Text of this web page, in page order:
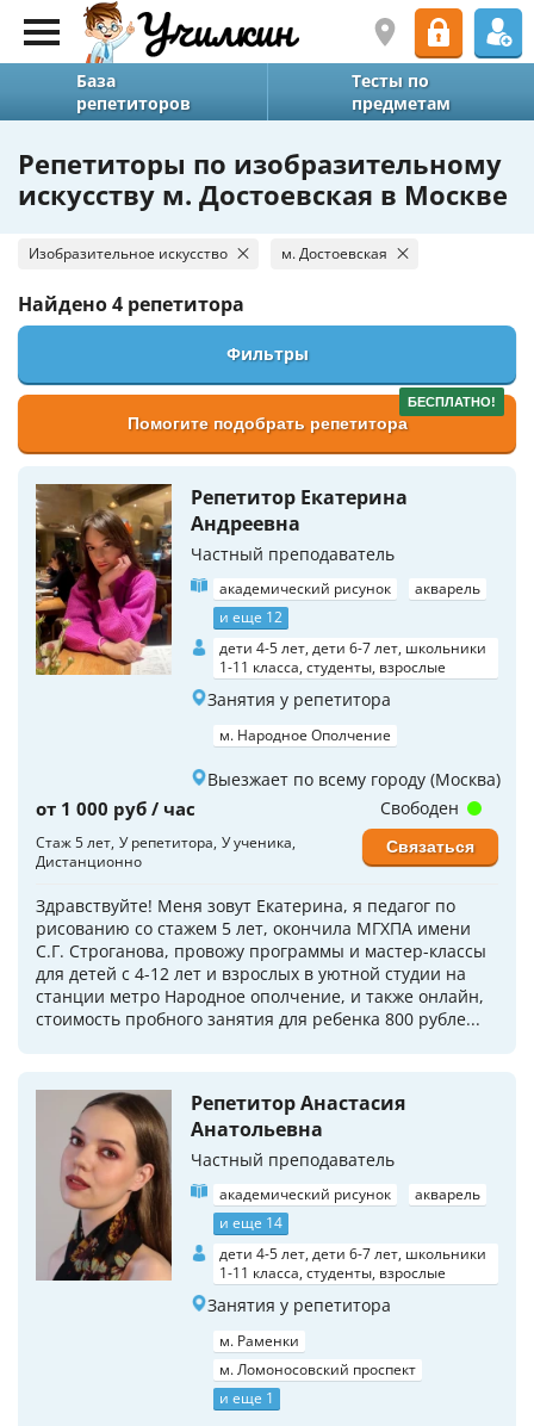
База
репетиторов
Тесты по
предметам
Репетиторы по изобразительному
искусству м. Достоевская в Москве
Изобразительное искусство м. Достоевская
Найдено4 репетитора
Фильтры
БЕСПЛАТНО!
Помогите подобрать репетитора
Репетитор Екатерина
Андреевна
Частный преподаватель
академический рисунок
акварель
и еще 12
дети 4-5 лет, дети 6-7 лет, школьники
1-11 класса, студенты, взрослые
Занятия у репетитора
м. Народное Ополчение
Выезжает по всему городу (Москва)
от 1 000 руб / час
Стаж 5 лет У репетитора У ученика
Дистанционно
Здравствуйте! Меня зовут Екатерина, я педагог по
рисованию со стажем 5 лет, окончила МГХПА имени
C.Г. Строганова, провожу программы и мастер-классы
для детей с 4-12 лет и взрослых в уютной студии на
станции метро Народное ополчение, и также онлайн,
стоимость пробного занятия для ребенка 800 рубле...
Свободен
Связаться
Репетитор Анастасия
Анатольевна
Частный преподаватель
академический рисунок
акварель
и еще 14
дети 4-5 лет, дети 6-7 лет, школьники
1-11 класса, студенты, взрослые
Занятия у репетитора
м. Раменки
м. Ломоносовский проспект
и еще 1